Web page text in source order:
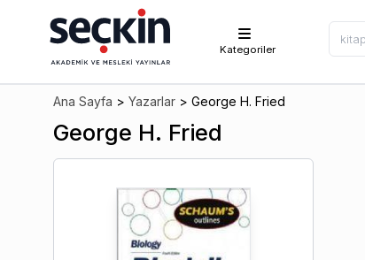
Kategoriler
Ana Sayfa > Yazarlar > George H. Fried
George H. Fried